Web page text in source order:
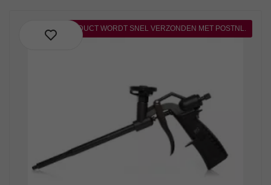
DIT PRODUCT WORDT SNEL VERZONDEN MET POSTNL.